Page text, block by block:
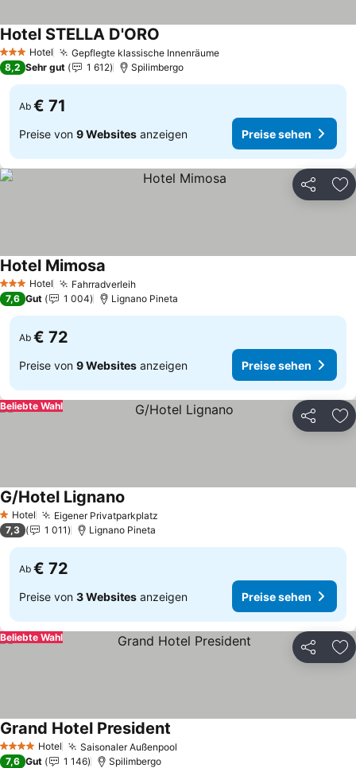
3 SterneHotel Gepflegte klassische Innenräume
Hotel STELLA D'ORO
8,2 Sehr gut 1 612 Spilimbergo
Ab € 71
Preise von 9 Websites anzeigen Preise sehen
Teilen
3 SterneHotel Fahrradverleih
Hotel Mimosa
7,6 Gut 1 004 Lignano Pineta
Ab € 72
Preise von 9 Websites anzeigen Preise sehen
Teilen
Beliebte Wahl
1 Sterne
Hotel Eigener Privatparkplatz
G/Hotel Lignano
7,3 1 011 Lignano Pineta
Ab € 72
Preise von 3 Websites anzeigen Preise sehen
Teilen
Beliebte Wahl
4 Sterne Hotel Saisonaler Außenpool
Grand Hotel President
7,6 Gut 1 146 Spilimbergo